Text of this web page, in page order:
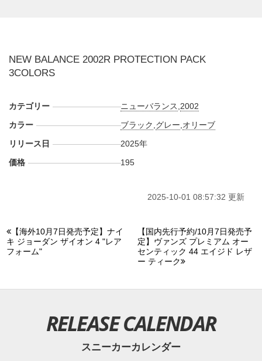
■ U2002DXB
■U2002DXC
NEW BALANCE 2002R PROTECTION PACK
3COLORS
カテゴリー ニューバランス 2002
カラー
ブラック グレー オリーブ
リリース日
2025年
価格
195
2025-10-01 08:57:32 更新
【海外10月7日発売予定】ナイ
キ ジョーダン ザイオン 4 "レア
フォーム"
【国内先行予約/10月7日発売予
定】ヴァンズ プレミアム オー
センティック 44 エイジド レザ
ー ティーク
RELEASE CALENDAR
スニーカーカレンダー